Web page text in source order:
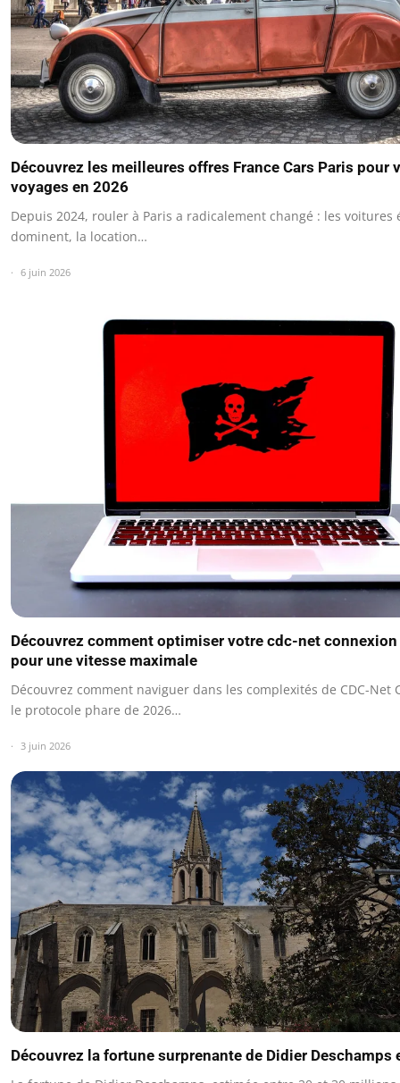
Découvrez les meilleures offres France Cars Paris pour
voyages en 2026
Depuis 2024, rouler à Paris a radicalement changé : les voitures
dominent, la location…
6 juin 2026
Découvrez comment optimiser votre cdc-net
pour une vitesse maximale
Découvrez comment naviguer dans les complexités de CDC-Net
le protocole phare de 2026…
3 juin 2026
Découvrez la fortune surprenante de Didier Deschamps